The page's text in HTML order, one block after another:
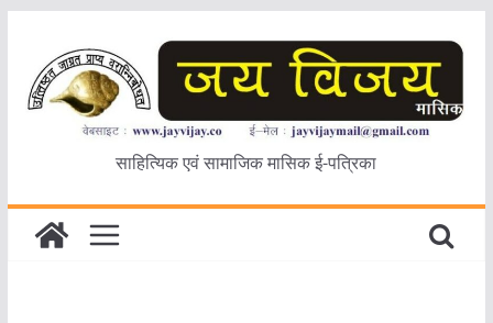
content
साहित्यिक एवं सामाजिक मासिक ई-पत्रिका